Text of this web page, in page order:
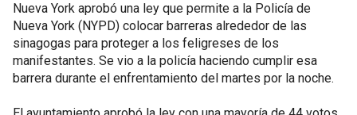
Nueva York aprobó una ley que permite a la Policía de
Nueva York (NYPD) colocar barreras alrededor de las
sinagogas para proteger a los feligreses de los
manifestantes. Se vio a la policía haciendo cumplir esa
barrera durante el enfrentamiento del martes por la noche.